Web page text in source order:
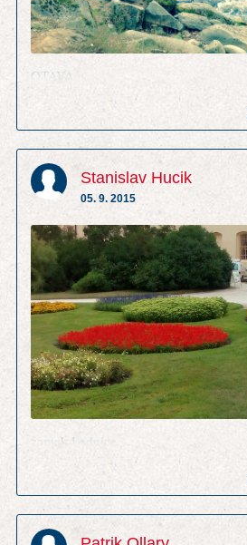
OTAVA
Stanislav Hucik
05. 9. 2015
zamek Lednice